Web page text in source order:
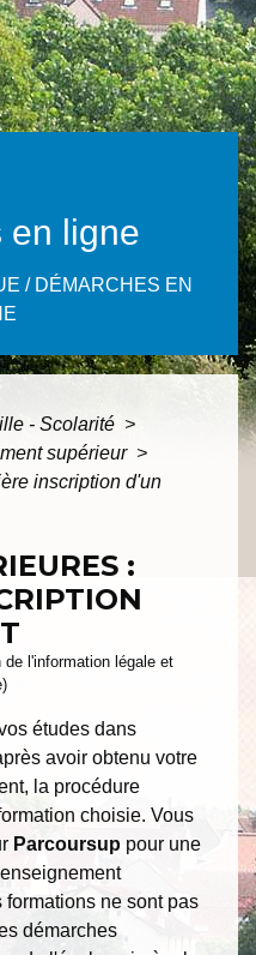
en ligne
/ DÉMARCHES EN
- Scolarité >
supérieur >
inscription d'un
:
l'information légale et
études dans
avoir obtenu votre
la procédure
choisie. Vous
Parcoursup pour une
ne sont pas
démarches